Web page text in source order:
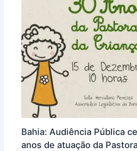
Bahia: Audiência Pública
anos de atuação da